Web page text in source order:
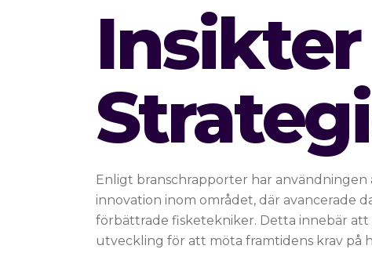
Enligt branschrapporter har
innovation inom området, där avancerade
förbättrade fisketekniker. Detta innebär att
utveckling för att möta framtidens krav på